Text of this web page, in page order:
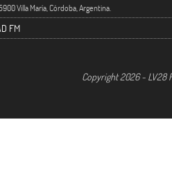
Villa María, Córdoba, Argentina.
FM
Copyright 2026 - LV28